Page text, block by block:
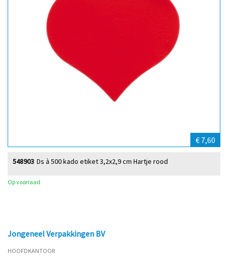
€ 7,60
Ds à 500 kado etiket 3,2x2,9 cm Hartje rood
548903
Op voorraad
Jongeneel Verpakkingen BV
HOOFDKANTOOR